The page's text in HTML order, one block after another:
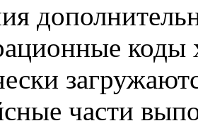
коды
части